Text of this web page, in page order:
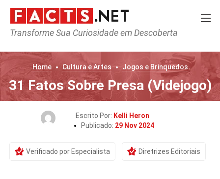
Transforme Sua Curiosidade em Descoberta
Home Cultura e Artes Jogos e Brinquedos
31 Fatos Sobre Presa (Videjogo)
Escrito Por: Kelli Heron
Publicado: 29 Nov 2024
Verificado por Especialista Diretrizes Editoriais